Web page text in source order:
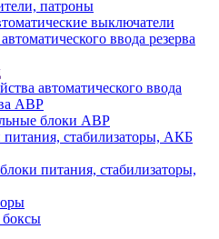
патроны
выключатели
ввода резерва
автоматического ввода
АВР
блоки АВР
стабилизаторы, АКБ
питания, стабилизаторы,